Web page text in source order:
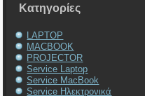
Kατηγορίες
LAPTOP
MACBOOK
PROJECTOR
Service Laptop
Service MacBook
Service Ηλεκτρονικά